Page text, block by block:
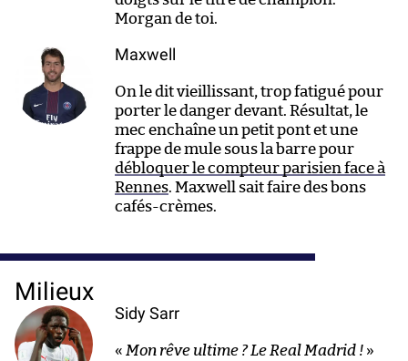
Morgan de toi.
Maxwell
On le dit vieillissant, trop fatigué pour
porter le danger devant. Résultat, le
mec enchaîne un petit pont et une
frappe de mule sous la barre pour
débloquer le compteur parisien face à
Rennes. Maxwell sait faire des bons
cafés-crèmes.
Milieux
Sidy Sarr
« Mon rêve ultime ? Le Real Madrid ! »